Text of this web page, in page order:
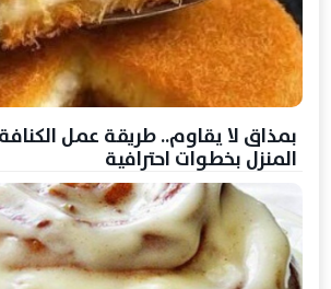
بمذاق لا يقاوم.. طريقة عمل
المنزل بخطوات احترافية